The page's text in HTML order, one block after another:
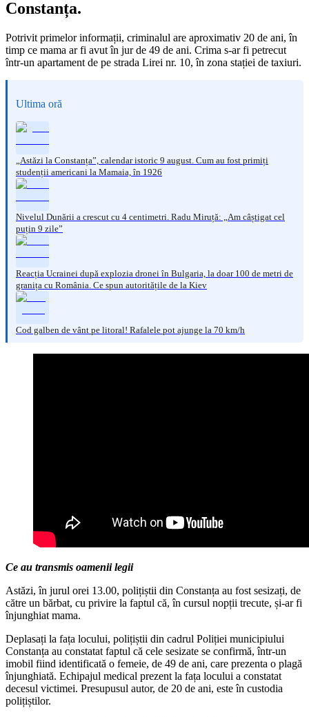
Constanța.
Potrivit primelor informații, criminalul are aproximativ 20 de ani, în
timp ce mama ar fi avut în jur de 49 de ani. Crima s-ar fi petrecut
într-un apartament de pe strada Lirei nr. 10, în zona stației de taxiuri.
Ultima oră
„Astăzi la Constanța”, calendar istoric 9 august. Cum au fost primiți
studenții americani la Mamaia, în 1926
Nivelul Dunării a crescut cu 4 centimetri. Radu Miruță: „Am câștigat cel
puțin 9 zile”
Reacția Ucrainei după explozia dronei în Bulgaria, la doar 100 de metri de
granița cu România. Ce spun autoritățile de la Kiev
Cod galben de vânt pe litoral! Rafalele pot ajunge la 70 km/h
Ce au transmis oamenii legii
Astăzi, în jurul orei 13.00, polițiștii din Constanța au fost sesizați, de
către un bărbat, cu privire la faptul că, în cursul nopții trecute, și-ar fi
înjunghiat mama.
Deplasați la fața locului, polițiștii din cadrul Poliției municipiului
Constanța au constatat faptul că cele sesizate se confirmă, într-un
imobil fiind identificată o femeie, de 49 de ani, care prezenta o plagă
înjunghiată. Echipajul medical prezent la fața locului a constatat
decesul victimei. Presupusul autor, de 20 de ani, este în custodia
polițiștilor.